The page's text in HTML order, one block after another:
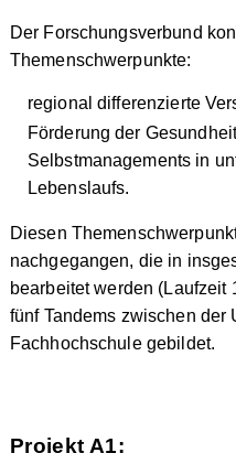
Der Forschungsverbund
Themenschwerpunkte:
regional differenzierte
Förderung der
Selbstmanagements in
Lebenslaufs.
Diesen
nachgegangen, die in
bearbeitet werden (Laufzeit
fünf Tandems zwischen der
Fachhochschule gebildet.
Projekt A1: